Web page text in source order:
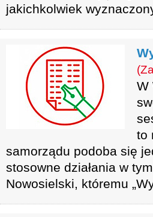
jakichkolwiek
W
to
samorządu podoba się
stosowne działania w
Nowosielski, któremu